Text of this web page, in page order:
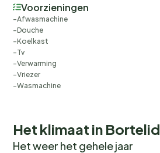
Voorzieningen
Afwasmachine
Douche
Koelkast
Tv
Verwarming
Vriezer
Wasmachine
Het klimaat in Bortelid
Het weer het gehele jaar